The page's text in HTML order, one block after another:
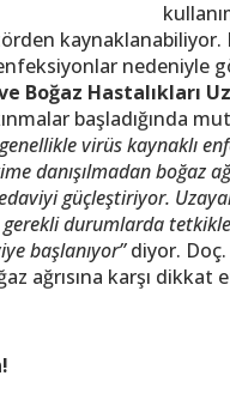
kaynaklanabiliyor.
nedeniyle
Boğaz Hastalıkları
başladığında
virüs kaynaklı
danışılmadan boğaz
güçleştiriyor.
durumlarda
başlanıyor”diyor. Doç.
ağrısına karşı dikkat